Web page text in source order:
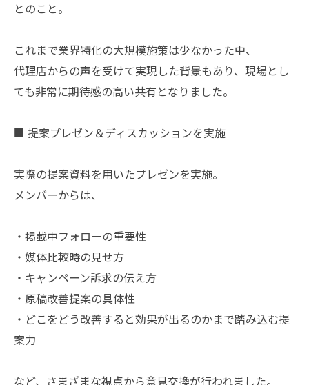
とのこと。
これまで業界特化の大規模施策は少なかった中、
代理店からの声を受けて実現した背景もあり、現場とし
ても非常に期待感の高い共有となりました。
■ 提案プレゼン＆ディスカッションを実施
実際の提案資料を用いたプレゼンを実施。
メンバーからは、
・掲載中フォローの重要性
・媒体比較時の見せ方
・キャンペーン訴求の伝え方
・原稿改善提案の具体性
・どこをどう改善すると効果が出るのかまで踏み込む提
案力
など、さまざまな視点から意見交換が行われました。